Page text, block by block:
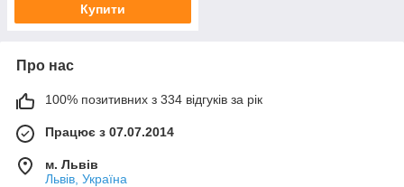
Купити
Про нас
100% позитивних з 334 відгуків за рік
Працює з 07.07.2014
м. Львів
Львів, Україна